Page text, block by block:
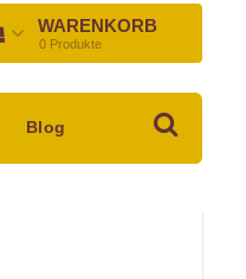
WARENKORB
0 Produkte
Blog